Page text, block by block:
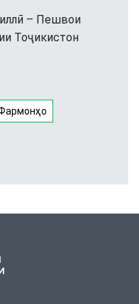
– Пешвои
Тоҷикистон